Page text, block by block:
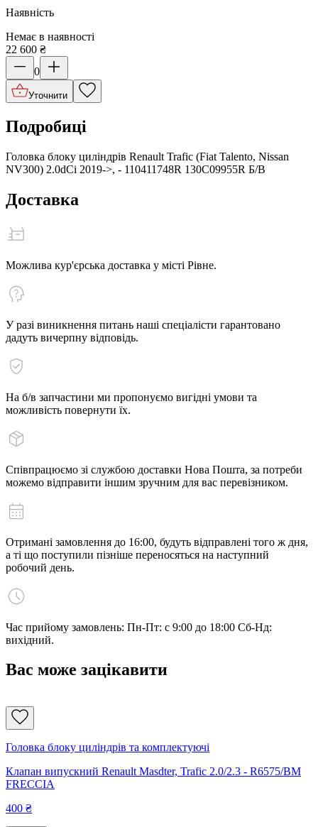
Наявність
Немає в наявності
22 600 ₴
0
Уточнити
Подробиці
Головка блоку циліндрів Renault Trafic (Fiat Talento, Nissan
NV300) 2.0dCi 2019->, - 110411748R 130C09955R Б/В
Доставка
Можлива кур'єрська доставка у місті Рівне.
У разі виникнення питань наші спеціалісти гарантовано
дадуть вичерпну відповідь.
На б/в запчастини ми пропонуємо вигідні умови та
можливість повернути їх.
Співпрацюємо зі службою доставки Нова Пошта, за потреби
можемо відправити іншим зручним для вас перевізником.
Отримані замовлення до 16:00, будуть відправлені того ж дня,
а ті що поступили пізніше переносяться на наступний
робочий день.
Час прийому замовлень: Пн-Пт: с 9:00 до 18:00 Сб-Нд:
вихідний.
Вас може зацікавити
Головка блоку циліндрів та комплектуючі
Клапан випускний Renault Masdter, Trafic 2.0/2.3 - R6575/BM
FRECCIA
400 ₴